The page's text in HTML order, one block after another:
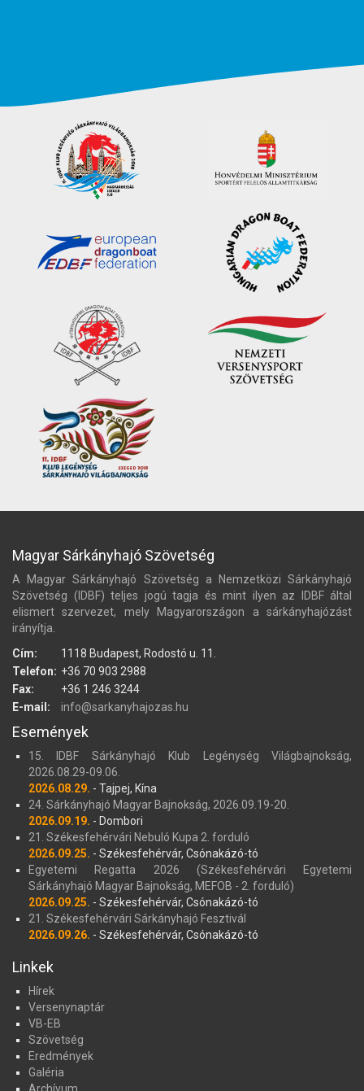
Magyar Sárkányhajó Szövetség
A Magyar Sárkányhajó Szövetség a Nemzetközi Sárkányhajó
Szövetség (IDBF) teljes jogú tagja és mint ilyen az IDBF által
elismert szervezet, mely Magyarországon a sárkányhajózást
irányítja.
Cím:
1118 Budapest, Rodostó u. 11.
Telefon: +36 70 903 2988
Fax:
+36 1 246 3244
E-mail:
info@sarkanyhajozas.hu
Események
15. IDBF Sárkányhajó Klub Legénység Világbajnokság,
2026.08.29-09.06.
2026.08.29. - Tajpej, Kína
24. Sárkányhajó Magyar Bajnokság, 2026.09.19-20.
2026.09.19. - Dombori
21. Székesfehérvári Nebuló Kupa 2. forduló
2026.09.25. - Székesfehérvár, Csónakázó-tó
Egyetemi Regatta 2026 (Székesfehérvári Egyetemi
Sárkányhajó Magyar Bajnokság, MEFOB - 2. forduló)
2026.09.25. - Székesfehérvár, Csónakázó-tó
21. Székesfehérvári Sárkányhajó Fesztivál
2026.09.26. - Székesfehérvár, Csónakázó-tó
Linkek
Hírek
Versenynaptár
VB-EB
Szövetség
Eredmények
Galéria